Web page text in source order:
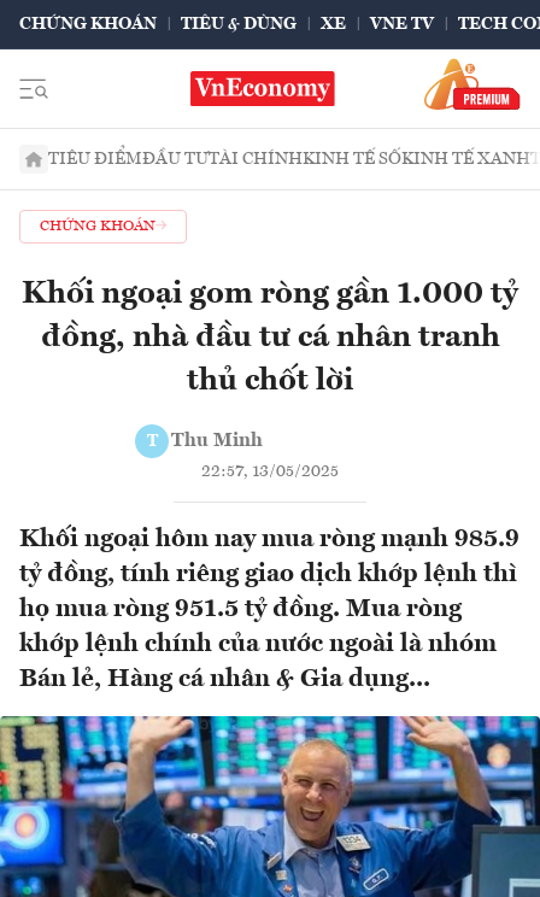
CHỨNG KHOÁN TIÊU & DÙNG XE VNE TV TECH
TIÊU ĐIỂMĐẦU TƯTÀI CHÍNHKINH TẾ SỐKINH TẾ XANH
CHỨNG KHOÁN
Khối ngoại gom ròng gần 1.000 tỷ
đồng, nhà đầu tư cá nhân tranh
thủ chốt lời
T Thu Minh
22:57, 13/05/2025
Khối ngoại hôm nay mua ròng mạnh 985.9
tỷ đồng, tính riêng giao dịch khớp lệnh thì
họ mua ròng 951.5 tỷ đồng. Mua ròng
khớp lệnh chính của nước ngoài là nhóm
Bán lẻ, Hàng cá nhân & Gia dụng...